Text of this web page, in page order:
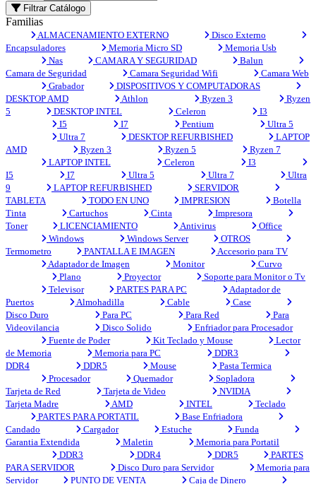
Filtrar Catálogo
Familias
ALMACENAMIENTO EXTERNO
Disco Externo
Encapsuladores
Memoria Micro SD
Memoria Usb
Nas
CAMARA Y SEGURIDAD
Balun
Camara de Seguridad
Camara Seguridad Wifi
Camara Web
Grabador
DISPOSITIVOS Y COMPUTADORAS
DESKTOP AMD
Athlon Ryzen 3
Ryzen
5
DESKTOP INTEL Celeron
I3
I5
I7 Pentium
Ultra 5
Ultra 7
DESKTOP REFURBISHED
LAPTOP
AMD
Ryzen 3 Ryzen 5
Ryzen 7
LAPTOP INTEL
Celeron
I3
I5
I7 Ultra 5 Ultra 7
Ultra
9
LAPTOP REFURBISHED
SERVIDOR
TABLETA
TODO EN UNO IMPRESION
Botella
Tinta
Cartuchos Cinta
Impresora
Toner
LICENCIAMIENTO Antivirus
Office
Windows
Windows Server
OTROS
Termometro
PANTALLA E IMAGEN
Accesorio para TV
Adaptador de Imagen
Monitor
Curvo
Plano
Proyector
Soporte para Monitor o Tv
Televisor
PARTES PARA PC
Adaptador de
Puertos
Almohadilla Cable
Case
Disco Duro
Para PC Para Red
Para
Videovilancia
Disco Solido
Enfriador para Procesador
Fuente de Poder
Kit Teclado y Mouse
Lector
de Memoria
Memoria para PC
DDR3
DDR4
DDR5 Mouse
Pasta Termica
Procesador
Quemador
Sopladora
Tarjeta de Red
Tarjeta de Video
NVIDIA
Tarjeta Madre
AMD INTEL
Teclado
PARTES PARA PORTATIL
Base Enfriadora
Candado
Cargador Estuche
Funda
Garantia Extendida
Maletin
Memoria para Portatil
DDR3
DDR4 DDR5
PARTES
PARA SERVIDOR
Disco Duro para Servidor
Memoria para
Servidor
PUNTO DE VENTA Caja de Dinero